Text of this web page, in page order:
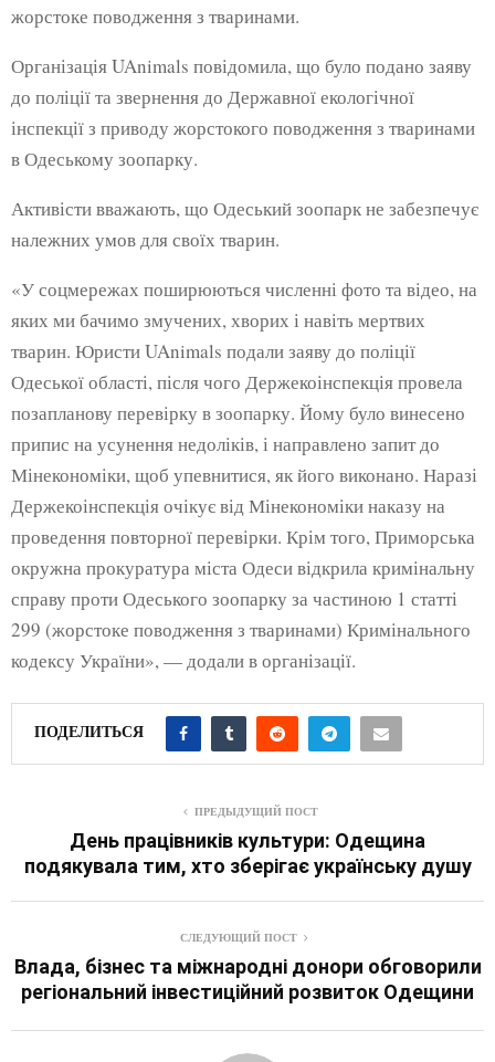
жорстоке поводження з тваринами.
Організація UAnimals повідомила, що було подано заяву
до поліції та звернення до Державної екологічної
інспекції з приводу жорстокого поводження з тваринами
в Одеському зоопарку.
Активісти вважають, що Одеський зоопарк не забезпечує
належних умов для своїх тварин.
«У соцмережах поширюються численні фото та відео, на
яких ми бачимо змучених, хворих і навіть мертвих
тварин. Юристи UAnimals подали заяву до поліції
Одеської області, після чого Держекоінспекція провела
позапланову перевірку в зоопарку. Йому було винесено
припис на усунення недоліків, і направлено запит до
Мінекономіки, щоб упевнитися, як його виконано. Наразі
Держекоінспекція очікує від Мінекономіки наказу на
проведення повторної перевірки. Крім того, Приморська
окружна прокуратура міста Одеси відкрила кримінальну
справу проти Одеського зоопарку за частиною 1 статті
299 (жорстоке поводження з тваринами) Кримінального
кодексу України», — додали в організації.
ПОДЕЛИТЬСЯ
ПРЕДЫДУЩИЙ ПОСТ
День працівників культури: Одещина
подякувала тим, хто зберігає українську душу
СЛЕДУЮЩИЙ ПОСТ
Влада, бізнес та міжнародні донори обговорили
регіональний інвестиційний розвиток Одещини